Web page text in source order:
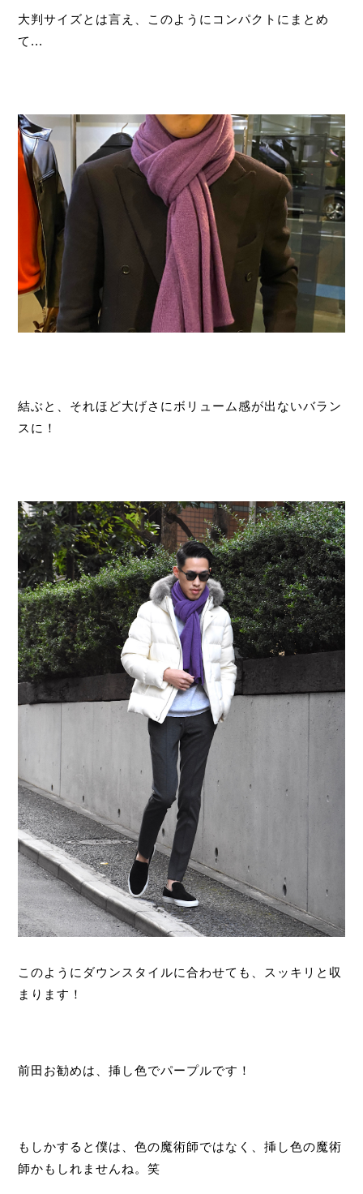
大判サイズとは言え、このようにコンパクトにまとめ
て...
結ぶと、それほど大げさにボリューム感が出ないバラン
スに！
このようにダウンスタイルに合わせても、スッキリと収
まります！
前田お勧めは、挿し色でパープルです！
もしかすると僕は、色の魔術師ではなく、挿し色の魔術
師かもしれませんね。笑